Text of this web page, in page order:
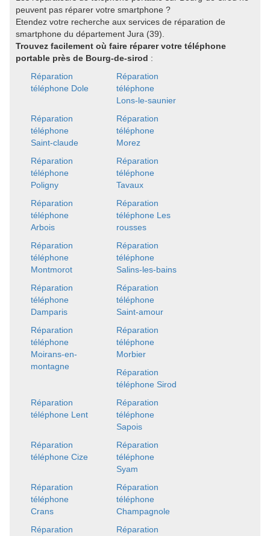
peuvent pas réparer votre smartphone ?
Etendez votre recherche aux services de réparation de
smartphone du département Jura (39).
Trouvez facilement où faire réparer votre téléphone
portable près de Bourg-de-sirod :
Réparation
téléphone Dole
Réparation
téléphone
Lons-le-saunier
Réparation
téléphone
Saint-claude
Réparation
téléphone
Morez
Réparation
téléphone
Poligny
Réparation
téléphone
Tavaux
Réparation
téléphone
Arbois
Réparation
téléphone Les
rousses
Réparation
téléphone
Montmorot
Réparation
téléphone
Salins-les-bains
Réparation
téléphone
Damparis
Réparation
téléphone
Saint-amour
Réparation
téléphone
Moirans-en-
montagne
Réparation
téléphone
Morbier
Réparation
téléphone Sirod
Réparation
téléphone Lent
Réparation
téléphone
Sapois
Réparation
téléphone Cize
Réparation
téléphone
Syam
Réparation
téléphone
Crans
Réparation
téléphone
Champagnole
Réparation
Réparation